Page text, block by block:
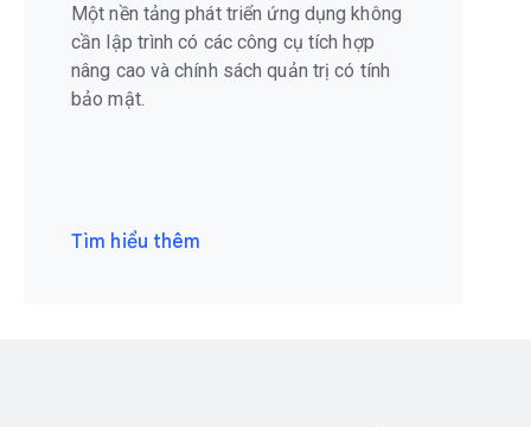
Một nền tảng phát triển ứng dụng không
cần lập trình có các công cụ tích hợp
nâng cao và chính sách quản trị có tính
bảo mật.
Tìm hiểu thêm